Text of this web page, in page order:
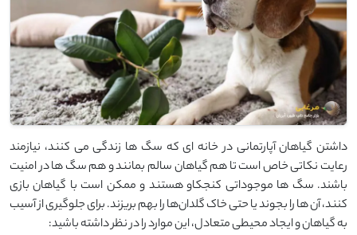
داشتن گیاهان آپارتمانی در خانه‌ ای که سگ ‌ها زندگی می ‌کنند، نیازمند
رعایت نکاتی خاص است تا هم گیاهان سالم بمانند و هم سگ ‌ها در امنیت
باشند. سگ ‌ها موجوداتی کنجکاو هستند و ممکن است با گیاهان بازی
کنند، آن‌ ها را بجوند یا حتی خاک گلدان‌ها را بهم بریزند. برای جلوگیری از آسیب
به گیاهان و ایجاد محیطی متعادل، این موارد را در نظر داشته باشید: